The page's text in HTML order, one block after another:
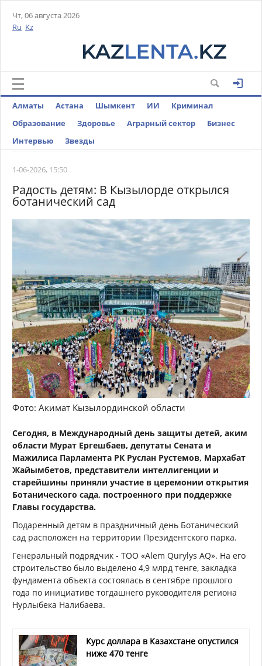
Чт, 06 августа 2026
Ru Kz
Алматы Астана Шымкент ИИ
Криминал
Образование
Здоровье Аграрный сектор
Бизнес
Интервью
Звезды
1-06-2026, 15:50
Радость детям: В Кызылорде открылся
ботанический сад
Фото: Акимат Кызылординской области
Сегодня, в Международный день защиты детей, аким
области Мурат Ергешбаев, депутаты Сената и
Мажилиса Парламента РК Руслан Рустемов, Мархабат
Жайымбетов, представители интеллигенции и
старейшины приняли участие в церемонии открытия
Ботанического сада, построенного при поддержке
Главы государства.
Подаренный детям в праздничный день Ботанический
сад расположен на территории Президентского парка.
Генеральный подрядчик - ТОО «Alem Qurylys AQ». На его
строительство было выделено 4,9 млрд тенге, закладка
фундамента объекта состоялась в сентябре прошлого
года по инициативе тогдашнего руководителя региона
Нурлыбека Налибаева.
Курс доллара в Казахстане опустился
ниже 470 тенге